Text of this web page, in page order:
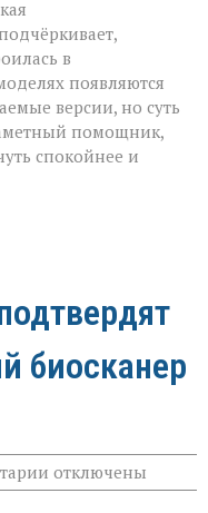
в
появляются
версии, но суть
помощник,
спокойнее и
биосканер
к
записи
отключены